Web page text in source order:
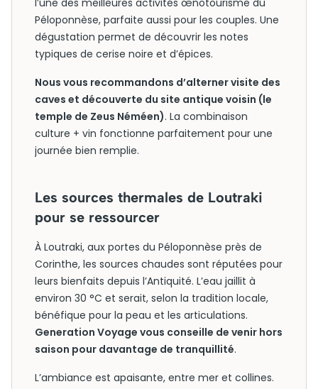
l’une des meilleures activités œnotourisme du
Péloponnèse, parfaite aussi pour les couples. Une
dégustation permet de découvrir les notes
typiques de cerise noire et d’épices.
Nous vous recommandons d’alterner visite des
caves et découverte du site antique voisin (le
temple de Zeus Néméen). La combinaison
culture + vin fonctionne parfaitement pour une
journée bien remplie.
Les sources thermales de Loutraki
pour se ressourcer
À Loutraki, aux portes du Péloponnèse près de
Corinthe, les sources chaudes sont réputées pour
leurs bienfaits depuis l’Antiquité. L’eau jaillit à
environ 30 °C et serait, selon la tradition locale,
bénéfique pour la peau et les articulations.
Generation Voyage vous conseille de venir hors
saison pour davantage de tranquillité.
L’ambiance est apaisante, entre mer et collines.